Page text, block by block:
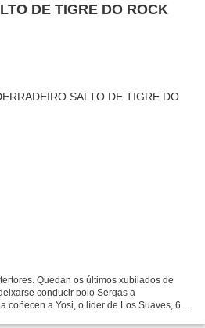
DE TIGRE DO ROCK
Quedan os últimos xubilados de
conducir polo Sergas a
coñecen a Yosi, o líder de Los Suaves, 67